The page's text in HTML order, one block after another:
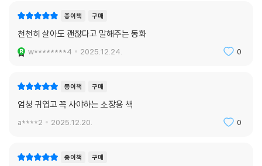
종이책 구매
천천히 살아도 괜찮다고 말해주는 동화
w********4 2025.12.24. 0
종이책 구매
엄청 귀엽고 꼭 사야하는 소장용 책
a****2 2025.12.20. 0
종이책 구매